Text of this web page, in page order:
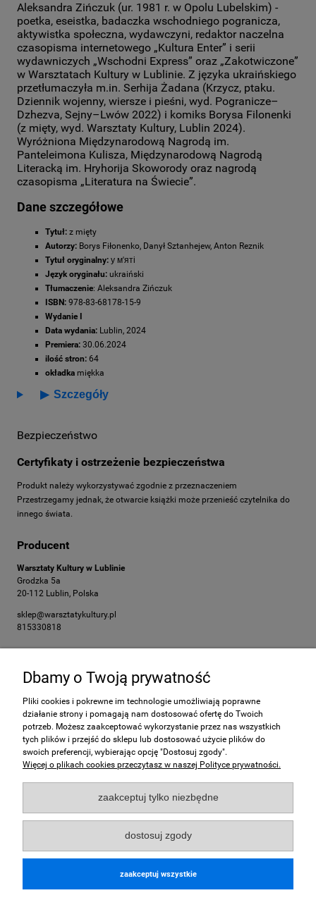
Aleksandra Zińczuk (ur. 1981 r. w Opolu Lubelskim) -
poetka, eseistka, badaczka wschodniego pogranicza,
aktywistka społeczna, wydawczyni, redaktor naczelna
czasopisma internetowego „Kultura Enter” i serii
wydawniczych „Wschodni Express” oraz „Zakotwiczone”
w Warsztatach Kultury w Lublinie. Z języka ukraińskiego
przetłumaczyła m.in. Serhija Żadana (Krzycz, ptaku.
Dziennik wojenny, wiersze i pieśni, wyd. Pogranicze–
Dzhezva, Sejny–Lwów 2022) i komiks Borysa Filonenki
(z mięty, wyd. Warsztaty Kultury, Lublin 2024).
Wyróżniona Międzynarodową Nagrodą im.
Panteleimona Kulisza, Międzynarodową Nagrodą
Literacką im. Hryhorija Skoworody oraz nagrodą
czasopisma „Literatura na Świecie”.
Dane szczegółowe
Tytuł: z mięty
Autorzy: Borys Fiłonenko, Danył Sztanhejew, Anton Reznik
Tytuł oryginalny: у м'яті
Język oryginału: ukraiński
Tłumaczenie: Aleksandra Zińczuk
ISBN: 978-83-68178-15-9
Wydanie I
Data wydania: Lublin, 2024
Premiera: 30.06.2024
ilość stron: 64
okładka miękka
▶ Szczegóły
Bezpieczeństwo
Certyfikaty i ostrzeżenie bezpieczeństwa
Produkt należy wykorzystywać zgodnie z przeznaczeniem
Przestrzegamy jednak, że otwarcie książki może przenieść czytelnika do
innego świata.
Producent
Warsztaty Kultury w Lublinie
Grodzka 5a
20-112 Lublin, Polska
sklep@warsztatykultury.pl
815330818
Pomoc
Moje konto
Płatności i dostawa
O nas
Płatności obsługuje:
Dbamy o Twoją prywatność
Pliki cookies i pokrewne im technologie umożliwiają poprawne
działanie strony i pomagają nam dostosować ofertę do Twoich
potrzeb. Możesz zaakceptować wykorzystanie przez nas wszystkich
tych plików i przejść do sklepu lub dostosować użycie plików do
swoich preferencji, wybierając opcję "Dostosuj zgody".
Więcej o plikach cookies przeczytasz w naszej Polityce prywatności.
zaakceptuj tylko niezbędne
dostosuj zgody
zaakceptuj wszystkie